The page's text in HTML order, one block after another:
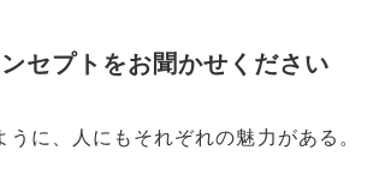
セプトをお聞かせください
に、人にもそれぞれの魅力がある。